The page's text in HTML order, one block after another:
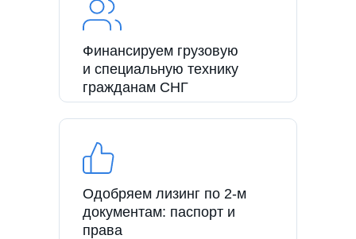
Финансируем грузовую
и специальную технику
гражданам СНГ
Одобряем лизинг по 2-м
документам: паспорт и
права